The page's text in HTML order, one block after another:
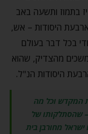
בתמוז ותשעה באב
היסודות – אש,
בכל דבר בעולם
מהצדיק, שהוא
היסודות הנ"ל.
המקדש וכל מה
שהסתלקותו של
מחורבן בית